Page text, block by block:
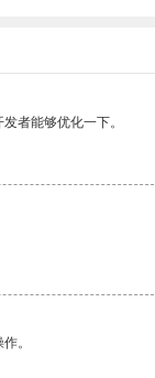
者能够优化一下。
。